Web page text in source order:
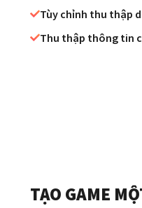
Tùy chỉnh thu thập
Thu thập thông tin
TẠO GAME